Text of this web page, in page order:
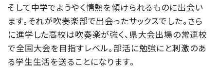
そして中学でようやく情熱を傾けられるものに出会い
ます。それが吹奏楽部で出会ったサックスでした。さら
に進学した高校は吹奏楽が強く、県大会出場の常連校
で全国大会を目指すレベル。部活に勉強にと刺激のあ
る学生生活を送ることになります。